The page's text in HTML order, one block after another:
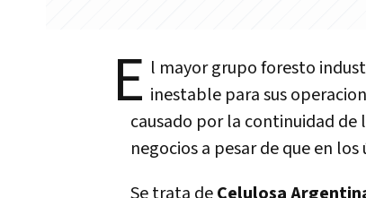
E l mayor grupo foresto
inestable para sus
causado por la continuidad de
negocios a pesar de que en